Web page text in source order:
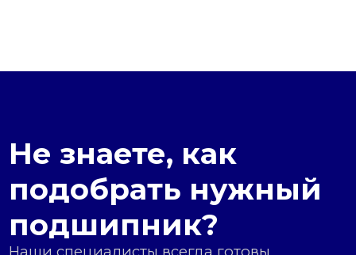
Не знаете, как
подобрать нужный
подшипник?
Наши специалисты всегда готовы